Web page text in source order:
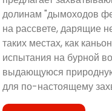
долинам "дымоходов
на рассвете, дарящие
таких местах, как
испытания на бурной
выдающуюся
для по-настоящему